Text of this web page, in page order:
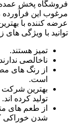
فروشگاه پخش عمده
مرغوب این فرآورده
عرضه کننده با
توانید با ویژگی
تمیز هستند.
ناخالصی
از رنگ های
است.
بهترین شرکت
تولید کرده اند.
از طعم های
شدن خوراکی